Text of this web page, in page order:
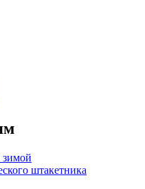
зимой
штакетника